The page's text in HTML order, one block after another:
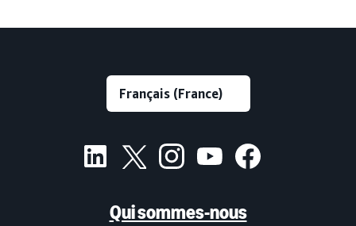
Qui sommes-nous